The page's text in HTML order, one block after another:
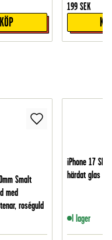
KÖP
199 SEK
Smalt
med
roséguld
iPhone 17
härdat glas
I lager